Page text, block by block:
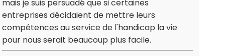
mais je suis persuadé que si certaines
entreprises décidaient de mettre leurs
compétences au service de l'handicap la vie
pour nous serait beaucoup plus facile.